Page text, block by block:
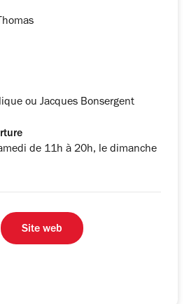
ou Jacques Bonsergent
de 11h à 20h, le dimanche
Site web